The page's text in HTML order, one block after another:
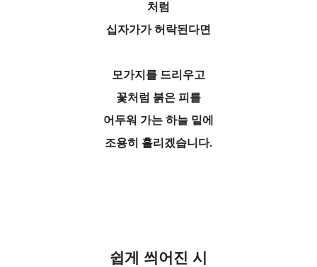
처럼
십자가가 허락된다면
모가지를 드리우고
꽃처럼 붉은 피를
어두워 가는 하늘 밑에
조용히 흘리겠습니다.
쉽게 씌어진 시